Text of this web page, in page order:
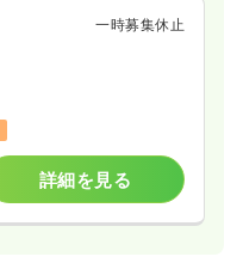
一時募集休止
詳細を見る